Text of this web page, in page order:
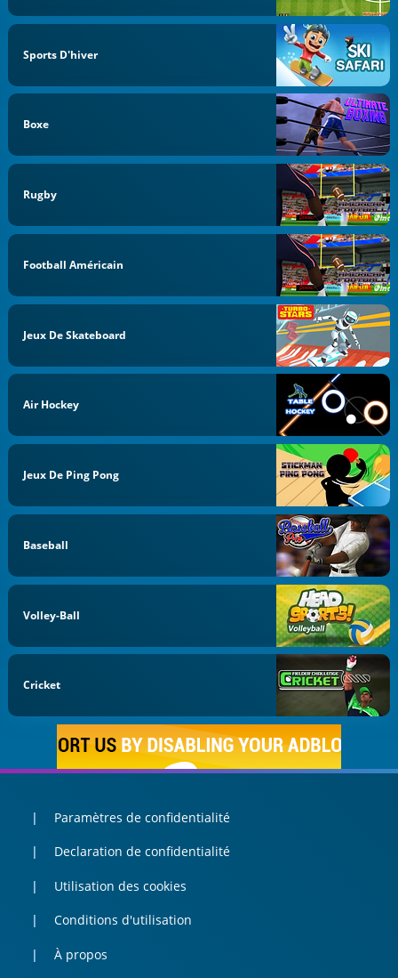
Sports D'hiver
Boxe
Rugby
Football Américain
Jeux De Skateboard
Air Hockey
Jeux De Ping Pong
Baseball
Volley-Ball
Cricket
Paramètres de confidentialité
Declaration de confidentialité
Utilisation des cookies
Conditions d'utilisation
À propos